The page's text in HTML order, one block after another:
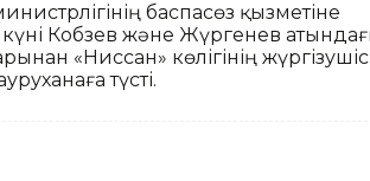
баспасөз қызметіне
Кобзев және Жүргенев
«Ниссан» көлігінің
түсті.